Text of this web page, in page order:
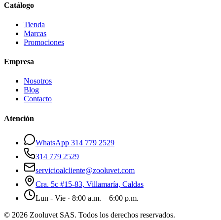
Catálogo
Tienda
Marcas
Promociones
Empresa
Nosotros
Blog
Contacto
Atención
WhatsApp 314 779 2529
314 779 2529
servicioalcliente@zooluvet.com
Cra. 5c #15-83, Villamaría, Caldas
Lun - Vie · 8:00 a.m. – 6:00 p.m.
© 2026 Zooluvet SAS. Todos los derechos reservados.